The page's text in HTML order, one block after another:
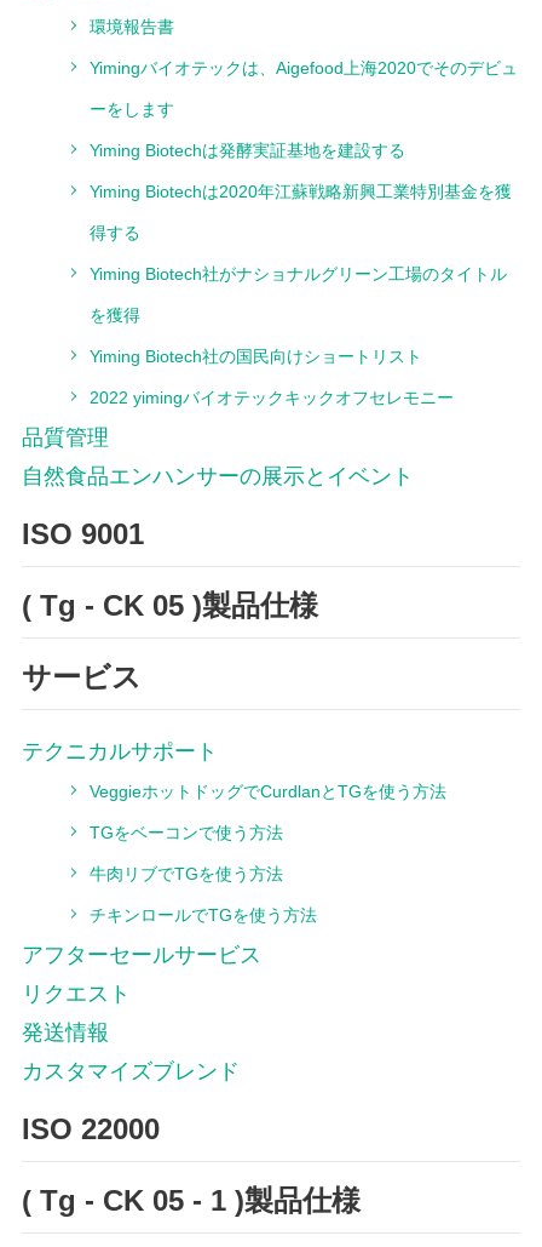
環境報告書
Yimingバイオテックは、Aigefood上海2020でそのデビュ
ーをします
Yiming Biotechは発酵実証基地を建設する
Yiming Biotechは2020年江蘇戦略新興工業特別基金を獲
得する
Yiming Biotech社がナショナルグリーン工場のタイトル
を獲得
Yiming Biotech社の国民向けショートリスト
2022 yimingバイオテックキックオフセレモニー
品質管理
自然食品エンハンサーの展示とイベント
ISO 9001
( Tg - CK 05 )製品仕様
サービス
テクニカルサポート
VeggieホットドッグでCurdlanとTGを使う方法
TGをベーコンで使う方法
牛肉リブでTGを使う方法
チキンロールでTGを使う方法
アフターセールサービス
リクエスト
発送情報
カスタマイズブレンド
ISO 22000
( Tg - CK 05 - 1 )製品仕様